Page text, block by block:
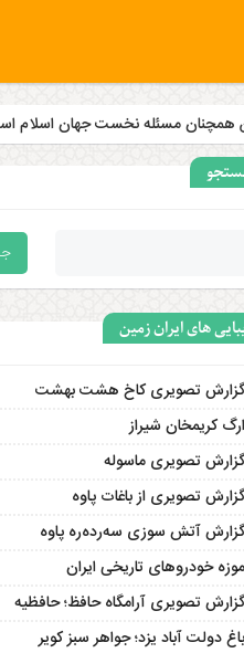
جهان اسلام است هدف
های ایران زمین
گزارش تصویری کاخ هشت‌ بهشت
ارگ کریمخان شیراز
گزارش تصویری ماسوله
گزارش تصویری از باغات پاوه
گزارش آتش سوزی سەردەرە پاوه
موزه خودروهای تاریخی ایران
گزارش تصویری آرامگاه حافظ؛ حافظیه‎
باغ دولت آباد یزد؛ جواهر سبز کویر